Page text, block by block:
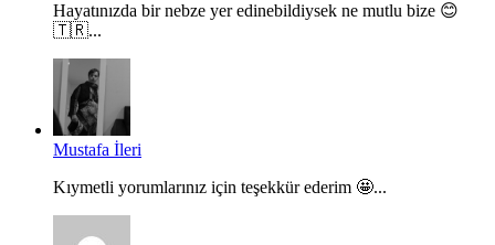
Hayatınızda bir nebze yer edinebildiysek ne mutlu bize 😊
🇹🇷...
Mustafa İleri
Kıymetli yorumlarınız için teşekkür ederim 🤩...